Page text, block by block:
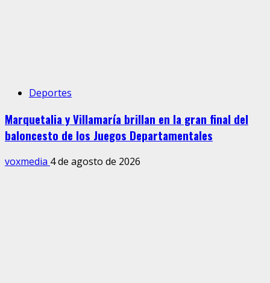
Deportes
Marquetalia y Villamaría brillan en la gran final del
baloncesto de los Juegos Departamentales
voxmedia 4 de agosto de 2026